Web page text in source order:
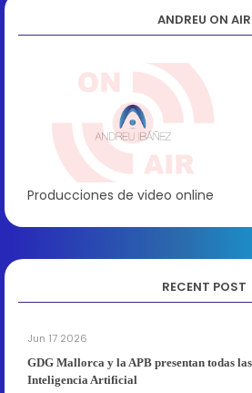
ANDREU ON AIR
Producciones de video online
RECENT POST
Jun 17 2026
GDG Mallorca y la APB presentan todas
Inteligencia Artificial